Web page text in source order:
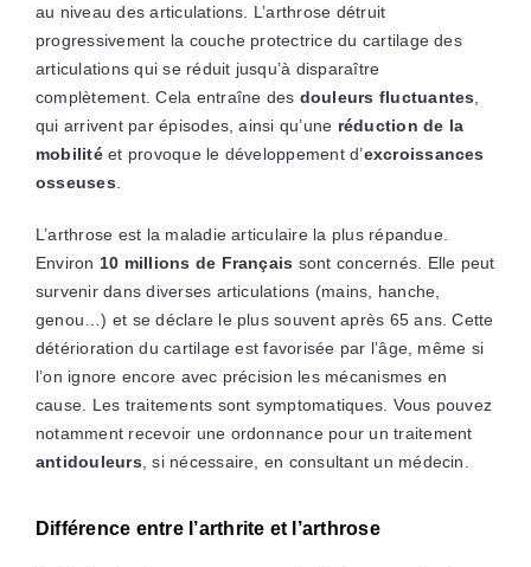
au niveau des articulations. L’arthrose détruit
progressivement la couche protectrice du cartilage des
articulations qui se réduit jusqu’à disparaître
complètement. Cela entraîne des douleurs fluctuantes
qui arrivent par épisodes, ainsi qu’une réduction de la
mobilitéet provoque le développement d’excroissances
osseuses
L’arthrose est la maladie articulaire la plus répandue.
Environ 10 millions de Français sont concernés. Elle peut
survenir dans diverses articulations (mains, hanche,
genou…) et se déclare le plus souvent après 65 ans. Cette
détérioration du cartilage est favorisée par l’âge, même si
l’on ignore encore avec précision les mécanismes en
cause. Les traitements sont symptomatiques. Vous pouvez
notamment recevoir une ordonnance pour un traitement
antidouleurs , si nécessaire, en consultant un médecin.
Différence entre l’arthrite et l’arthrose